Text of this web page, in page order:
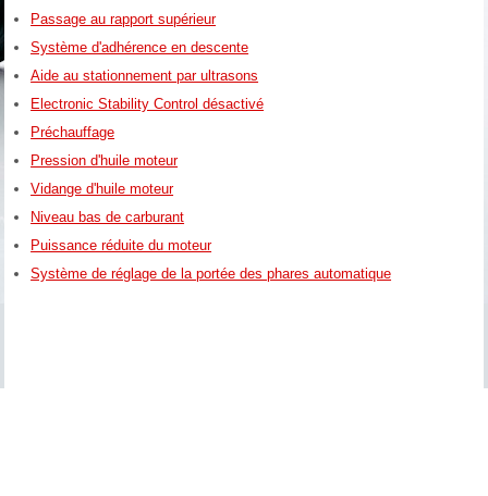
Passage au rapport supérieur
Système d'adhérence en descente
Aide au stationnement par ultrasons
Electronic Stability Control désactivé
Préchauffage
Pression d'huile moteur
Vidange d'huile moteur
Niveau bas de carburant
Puissance réduite du moteur
Système de réglage de la portée des phares automatique